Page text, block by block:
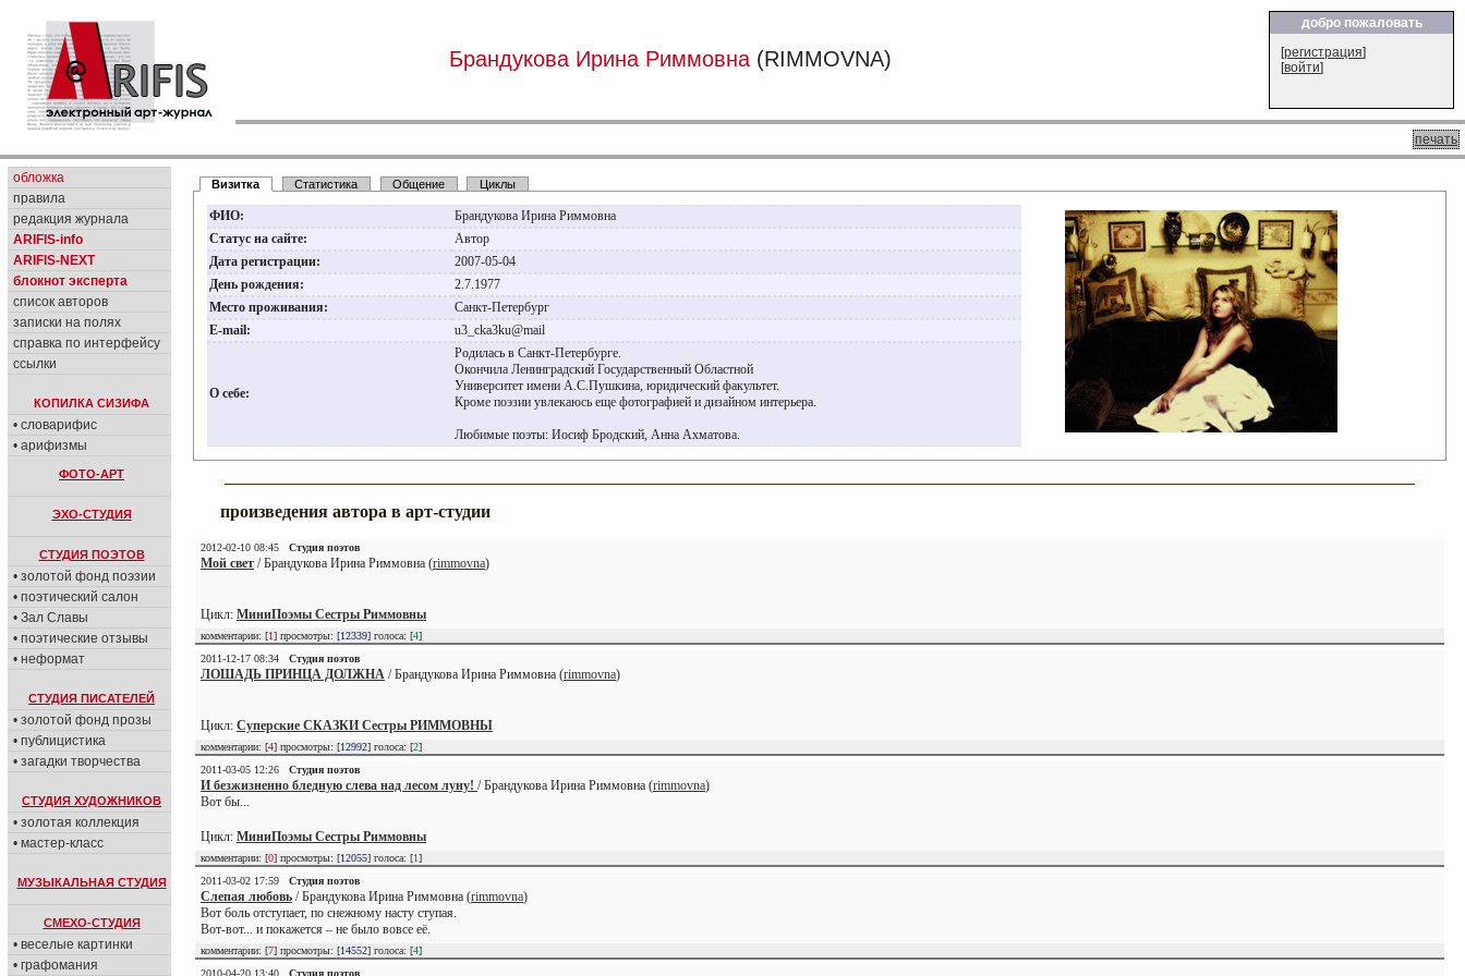
Брандукова Ирина Риммовна(RIMMOVNA)
добро пожаловать
[регистрация]
[войти]
печать
обложка
правила
редакция журнала
ARIFIS-info
ARIFIS-NEXT
блокнот эксперта
список авторов
записки на полях
справка по интерфейсу
ссылки
КОПИЛКА СИЗИФА
• словарифис
• арифизмы
ФОТО-АРТ
ЭХО-СТУДИЯ
СТУДИЯ ПОЭТОВ
• золотой фонд поэзии
• поэтический салон
• Зал Славы
• поэтические отзывы
• неформат
СТУДИЯ ПИСАТЕЛЕЙ
• золотой фонд прозы
• публицистика
• загадки творчества
СТУДИЯ ХУДОЖНИКОВ
• золотая коллекция
• мастер-класс
МУЗЫКАЛЬНАЯ СТУДИЯ
СМЕХО-СТУДИЯ
• веселые картинки
• графомания
Визитка Статистика Общение Циклы
ФИО:
Брандукова Ирина Риммовна
Статус на сайте:
Автор
Дата регистрации:
2007-05-04
День рождения:
2.7.1977
Место проживания:
Санкт-Петербург
E-mail:
u3_cka3ku@mail
О себе:
Родилась в Санкт-Петербурге.
Окончила Ленинградский Государственный Областной
Университет имени А.С.Пушкина, юридический факультет.
Кроме поэзии увлекаюсь еще фотографией и дизайном интерьера.
Любимые поэты: Иосиф Бродский, Анна Ахматова.
произведения автора в арт-студии
2012-02-10 08:45 Студия поэтов
Мой свет / Брандукова Ирина Риммовна (rimmovna)
Цикл: МиниПоэмы Сестры Риммовны
комментарии: [1] просмотры: [12339] голоса: [4]
2011-12-17 08:34
Студия поэтов
ЛОШАДЬ ПРИНЦА ДОЛЖНА / Брандукова Ирина Риммовна (rimmovna)
Цикл: Суперские СКАЗКИ Сестры РИММОВНЫ
комментарии: [4] просмотры: [12992] голоса: [2]
2011-03-05 12:26
Студия поэтов
И безжизненно бледную слева над лесом луну! / Брандукова Ирина Риммовна (rimmovna)
Вот бы...
Цикл: МиниПоэмы Сестры Риммовны
комментарии: [0] просмотры: [12055] голоса: [1]
2011-03-02 17:59
Студия поэтов
Слепая любовь / Брандукова Ирина Риммовна (rimmovna)
Вот боль отступает, по снежному насту ступая.
Вот-вот... и покажется – не было вовсе её.
комментарии: [7] просмотры: [14552] голоса: [4]
2010-04-20 13:40
Студия поэтов